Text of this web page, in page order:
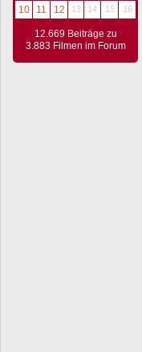
10
11 12 13 14 15 16
12.669 Beiträge zu
3.883 Filmen im Forum